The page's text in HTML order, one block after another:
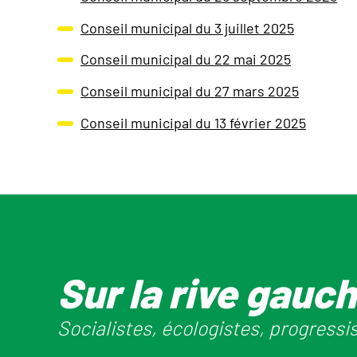
Conseil municipal du 3 juillet 2025
Conseil municipal du 22 mai 2025
Conseil municipal du 27 mars 2025
Conseil municipal du 13 février 2025
Sur la rive
Socialistes, écologistes,